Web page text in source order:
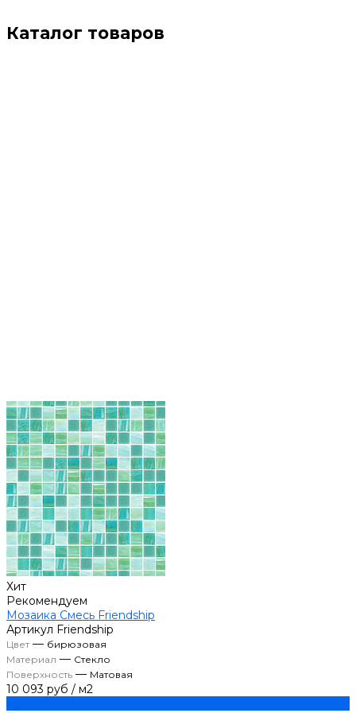
Каталог товаров
Хит
Рекомендуем
Мозаика Смесь Friendship
Артикул Friendship
Цвет— бирюзовая
Материал — Стекло
Поверхность — Матовая
10 093 руб / м2